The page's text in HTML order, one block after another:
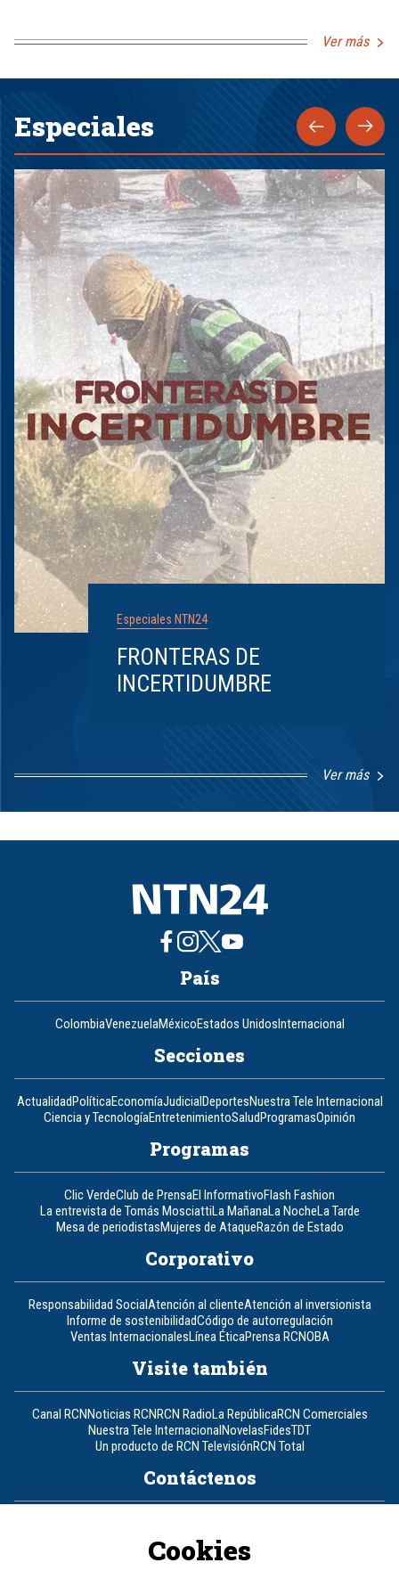
Ver más
Especiales
Especiales NTN24
FRONTERAS DE
INCERTIDUMBRE
Ver más
1
8
País
ColombiaVenezuelaMéxicoEstados UnidosInternacional
Secciones
ActualidadPolíticaEconomíaJudicialDeportesNuestra Tele Internacional
Ciencia y TecnologíaEntretenimientoSaludProgramasOpinión
Programas
Clic VerdeClub de PrensaEl InformativoFlash Fashion
La entrevista de Tomás MosciattiLa MañanaLa NocheLa Tarde
Mesa de periodistasMujeres de AtaqueRazón de Estado
Corporativo
Responsabilidad SocialAtención al clienteAtención al inversionista
Informe de sostenibilidadCódigo de autorregulación
Ventas InternacionalesLínea ÉticaPrensa RCNOBA
Visite también
Canal RCNNoticias RCNRCN RadioLa RepúblicaRCN Comerciales
Nuestra Tele InternacionalNovelasFidesTDT
Un producto de RCN TelevisiónRCN Total
Contáctenos
Cookies